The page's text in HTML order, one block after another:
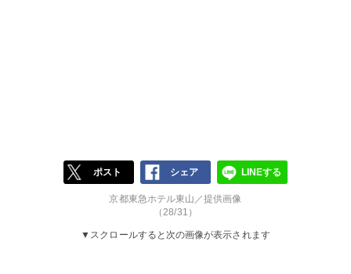
ポスト シェア LINEする
京都東急ホテル東山／提供画像
（28/31）
▼スクロールすると次の画像が表示されます